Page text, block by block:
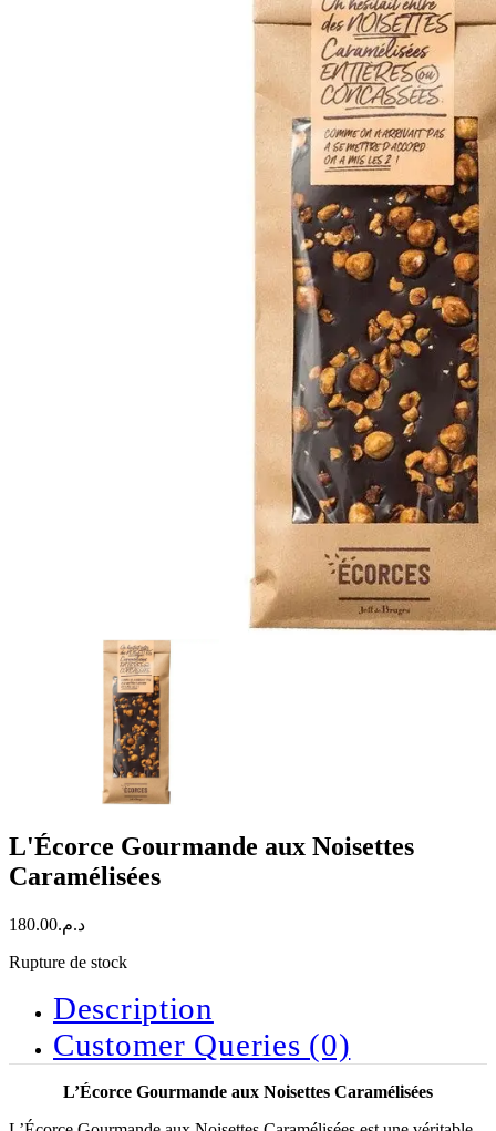
L'Écorce Gourmande aux Noisettes
Caramélisées
د.م.180.00
Rupture de stock
Description
Customer Queries (0)
L’Écorce Gourmande aux Noisettes Caramélisées